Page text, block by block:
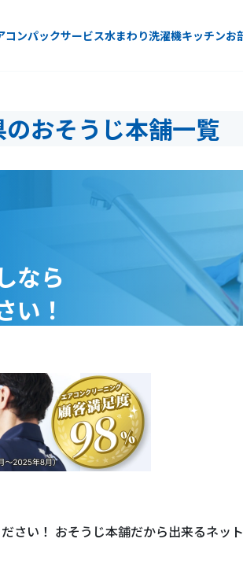
コンパックサービス水まわり洗濯機キッチンお
おそうじ本舗一覧
なら
い！
い！ おそうじ本舗だから出来るネッ